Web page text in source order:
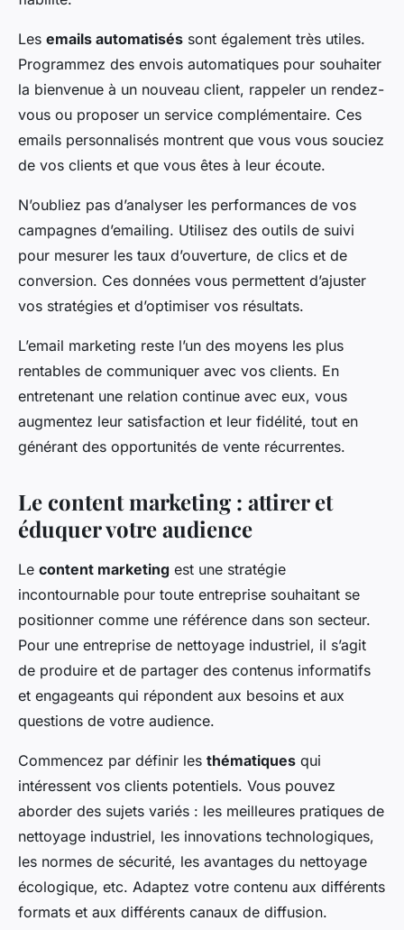
Les emails automatisés sont également très utiles.
Programmez des envois automatiques pour souhaiter
la bienvenue à un nouveau client, rappeler un rendez-
vous ou proposer un service complémentaire. Ces
emails personnalisés montrent que vous vous souciez
de vos clients et que vous êtes à leur écoute.
N’oubliez pas d’analyser les performances de vos
campagnes d’emailing. Utilisez des outils de suivi
pour mesurer les taux d’ouverture, de clics et de
conversion. Ces données vous permettent d’ajuster
vos stratégies et d’optimiser vos résultats.
L’email marketing reste l’un des moyens les plus
rentables de communiquer avec vos clients. En
entretenant une relation continue avec eux, vous
augmentez leur satisfaction et leur fidélité, tout en
générant des opportunités de vente récurrentes.
Le content marketing : attirer et
éduquer votre audience
Le content marketing est une stratégie
incontournable pour toute entreprise souhaitant se
positionner comme une référence dans son secteur.
Pour une entreprise de nettoyage industriel, il s’agit
de produire et de partager des contenus informatifs
et engageants qui répondent aux besoins et aux
questions de votre audience.
Commencez par définir les thématiques qui
intéressent vos clients potentiels. Vous pouvez
aborder des sujets variés : les meilleures pratiques de
nettoyage industriel, les innovations technologiques,
les normes de sécurité, les avantages du nettoyage
écologique, etc. Adaptez votre contenu aux différents
formats et aux différents canaux de diffusion.